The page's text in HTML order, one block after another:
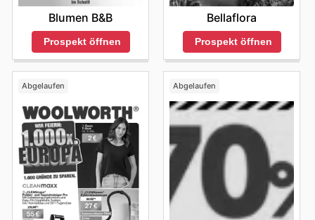
Blumen B&B
Prospekt öffnen
Bellaflora
Prospekt öffnen
Abgelaufen Abgelaufen